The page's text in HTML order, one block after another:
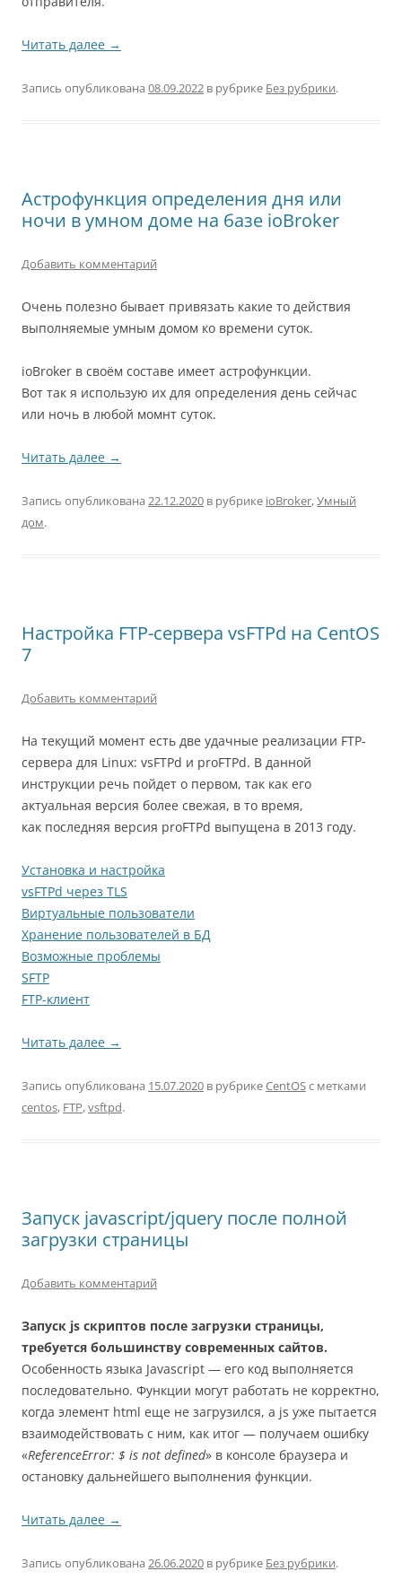
Читать далее →
Запись опубликована 08.09.2022 в рубрике Без рубрики.
Астрофункция определения дня или
ночи в умном доме на базе ioBroker
Добавить комментарий
Очень полезно бывает привязать какие то действия
выполняемые умным домом ко времени суток.
ioBroker в своём составе имеет астрофункции.
Вот так я использую их для определения день сейчас
или ночь в любой момнт суток.
Читать далее →
Запись опубликована 22.12.2020 в рубрике ioBroker,Умный
дом.
Настройка FTP-сервера vsFTPd на CentOS
7
Добавить комментарий
На текущий момент есть две удачные реализации FTP-
сервера для Linux: vsFTPd и proFTPd. В данной
инструкции речь пойдет о первом, так как его
актуальная версия более свежая, в то время,
как последняя версия proFTPd выпущена в 2013 году.
Установка и настройка
vsFTPd через TLS
Виртуальные пользователи
Хранение пользователей в БД
Возможные проблемы
SFTP
FTP-клиент
Читать далее →
Запись опубликована 15.07.2020 в рубрикеCentOSс метками
centos, FTP,vsftpd.
Запуск javascript/jquery после полной
загрузки страницы
Добавить комментарий
Запуск js скриптов после загрузки страницы,
требуется большинству современных сайтов.
Особенность языка Javascript — его код выполняется
последовательно. Функции могут работать не корректно,
когда элемент html еще не загрузился, а js уже пытается
взаимодействовать с ним, как итог — получаем ошибку
«ReferenceError: $ is not defined» в консоле браузера и
остановку дальнейшего выполнения функции.
Читать далее →
Запись опубликована 26.06.2020 в рубрике Без рубрики.